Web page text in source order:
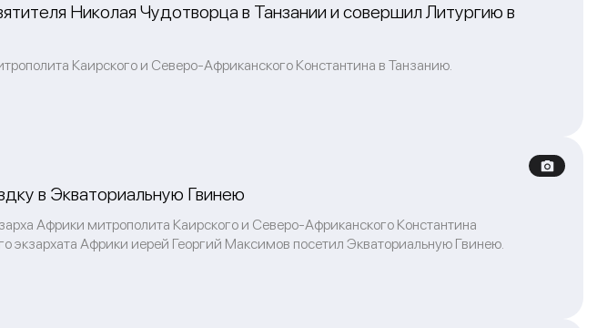
Николая Чудотворца в Танзании и совершил Литургию в
Каирского и Северо-Африканского Константина в Танзанию.
в Экваториальную Гвинею
Африки митрополита Каирского и Северо-Африканского Константина
экзархата Африки иерей Георгий Максимов посетил Экваториальную Гвинею.